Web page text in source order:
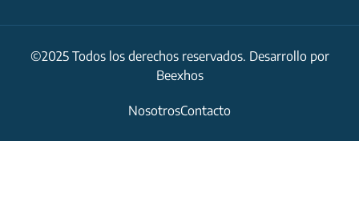
©2025 Todos los derechos reservados. Desarrollo por
Beexhos
NosotrosContacto